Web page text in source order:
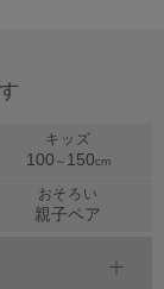
キッズ
100 ～ 150cm
おそろい
親子ペア